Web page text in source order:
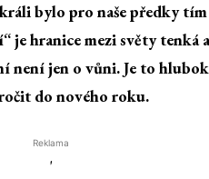
bylo pro naše předky tím
je hranice mezi světy tenká
není jen o vůni. Je to
do nového roku.
Reklama
'